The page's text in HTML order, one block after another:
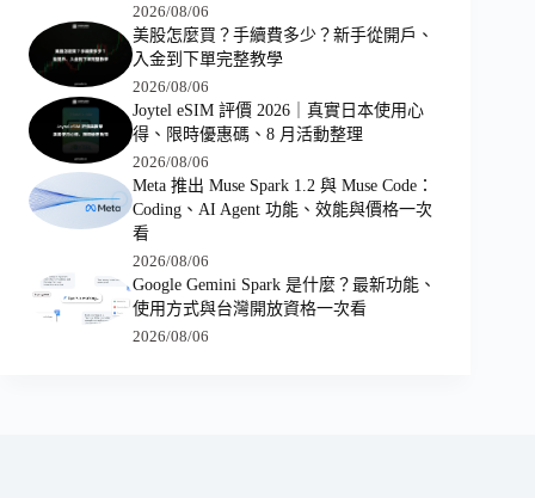
2026/08/06
美股怎麼買？手續費多少？新手從開戶、
入金到下單完整教學
2026/08/06
Joytel eSIM 評價 2026｜真實日本使用心
得、限時優惠碼、8 月活動整理
2026/08/06
Meta 推出 Muse Spark 1.2 與 Muse Code：
Coding、AI Agent 功能、效能與價格一次
看
2026/08/06
Google Gemini Spark 是什麼？最新功能、
使用方式與台灣開放資格一次看
2026/08/06